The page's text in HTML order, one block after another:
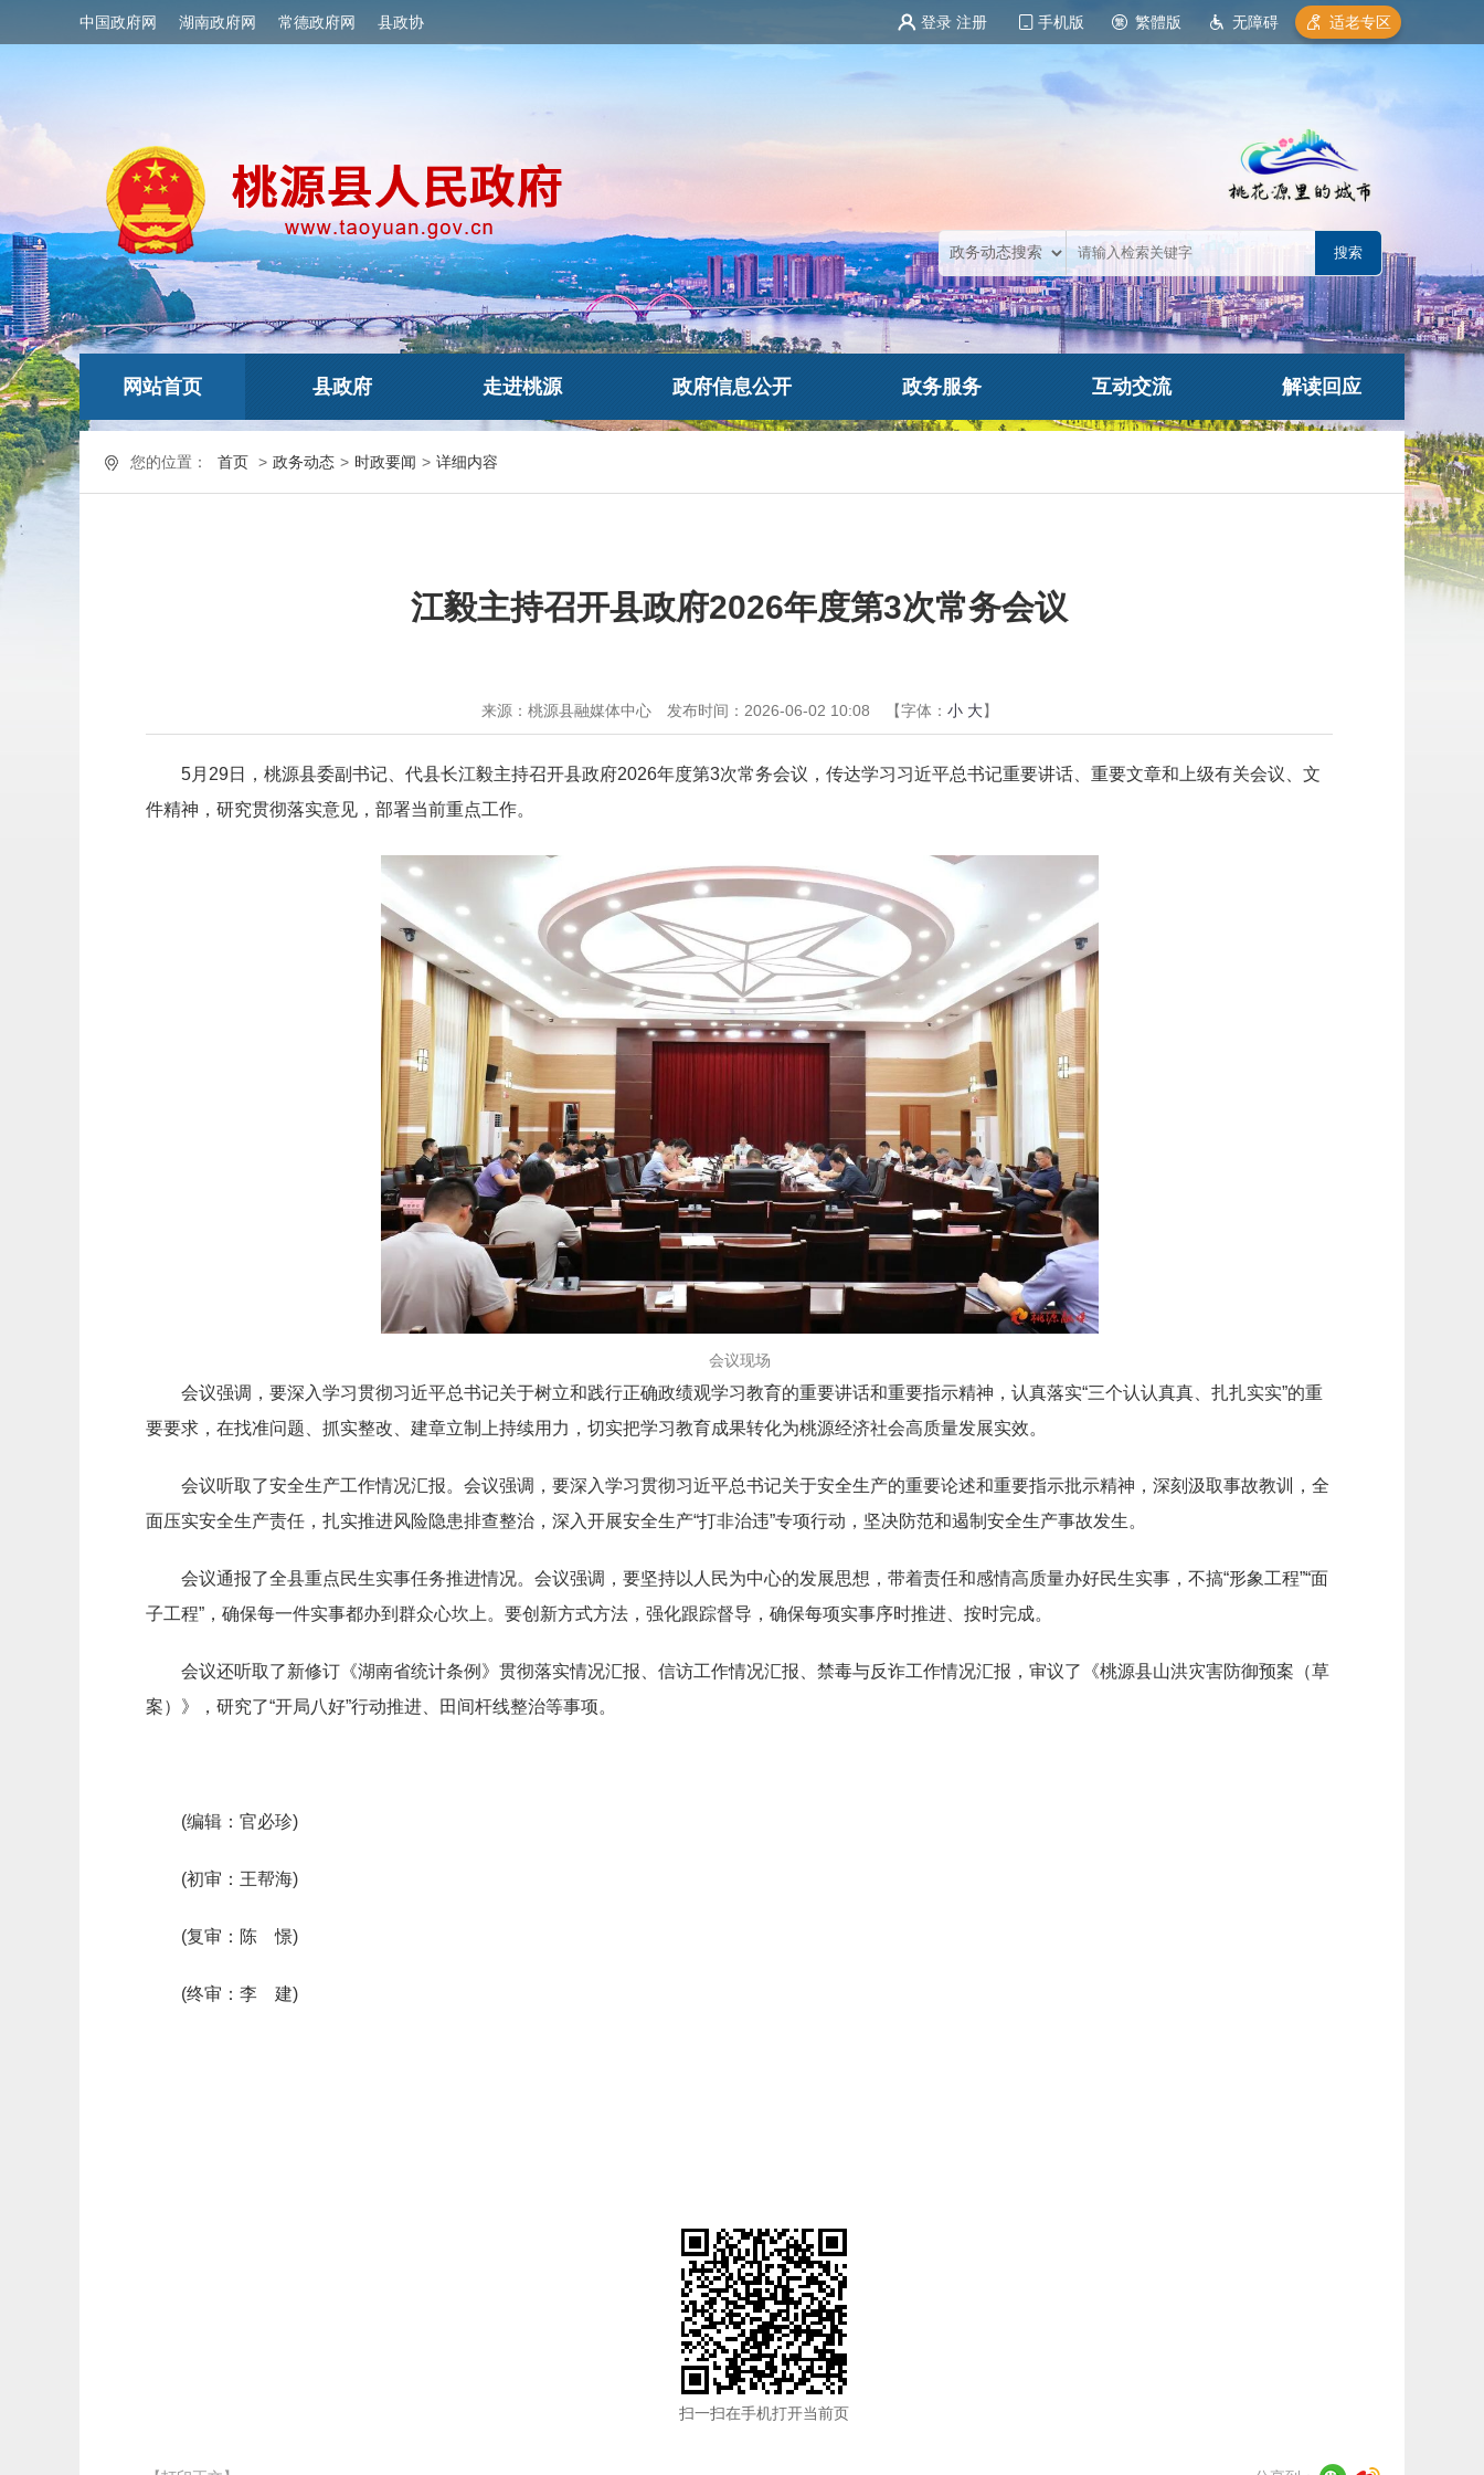
中国政府网 湖南政府网 常德政府网 县政协 登录 注册 手机版 繁體版 无障碍 适老专区
网站首页 县政府 走进桃源 政府信息公开 政务服务 互动交流 解读回应
您的位置： 首页 > 政务动态 > 时政要闻 > 详细内容
江毅主持召开县政府2026年度第3次常务会议
来源：桃源县融媒体中心 发布时间：2026-06-02 10:08 【字体： 小 大】
5月29日，桃源县委副书记、代县长江毅主持召开县政府2026年度第3次常务会议，传达学习习近平总书记重要讲话、重要文章和上级有关会议、文
件精神，研究贯彻落实意见，部署当前重点工作。
会议现场
会议强调，要深入学习贯彻习近平总书记关于树立和践行正确政绩观学习教育的重要讲话和重要指示精神，认真落实“三个认认真真、扎扎实实”的重
要要求 ， 在找准问题、抓实整改、建章立制上持续用力，切实把学习教育成果转化为桃源经济社会高质量发展实效。
会议听取了安全生产工作情况汇报。会议强调，要深入学习贯彻习近平总书记关于安全生产的重要论述和重要指示批示精神， 深刻汲取事故教训， 全
面压实安全生产责任，扎实推进风险隐患排查整治 ，深入开展安全生产“打非治违”专项行动， 坚决防范和遏制安全生产事故发生。
会议通报了全县重点民生实事任务推进情况。会议强调 ， 要坚持以人民为中心的发展思想，带着责任和感情高质量办好民生实事，不搞“形象工程”“面
子工程”，确保每一件实事都办到群众心坎上。要创新方式方法，强化跟踪督导，确保每项实事序时推进、按时完成。
会议还听取了新修订《湖南省统计条例》贯彻落实情况汇报、信访工作情况汇报、禁毒与反诈工作情况汇报， 审议了 《桃源县山洪灾害防御预案 （草
案）》
，研究了“开局八好”行动推进、田间杆线整治等事项。
(编辑：官必珍)
(初审：王帮海)
(复审：陈 憬)
(终审：李 建)
扫一扫在手机打开当前页